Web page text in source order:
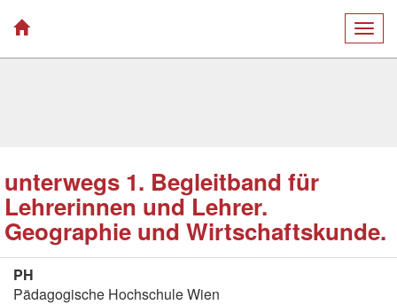
unterwegs 1. Begleitband für
Lehrerinnen und Lehrer.
Geographie und Wirtschaftskunde.
PH
Pädagogische Hochschule Wien